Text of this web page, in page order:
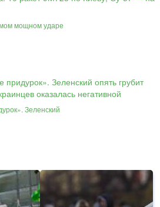
мощном ударе
Зеленский